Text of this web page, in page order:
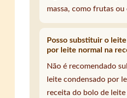
massa, como frutas ou
Posso substituir o
por leite normal na
Não é recomendado
leite condensado por
receita do bolo de leite